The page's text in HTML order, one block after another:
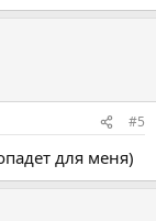
#5
для меня)